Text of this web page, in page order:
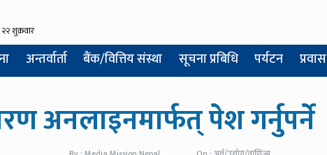
अन्तर्वार्ता बैंक/वित्तिय संस्था सूचना प्रबिधि पर्यटन प्रवास
अनलाइनमार्फत् पेश गर्नुपर्ने